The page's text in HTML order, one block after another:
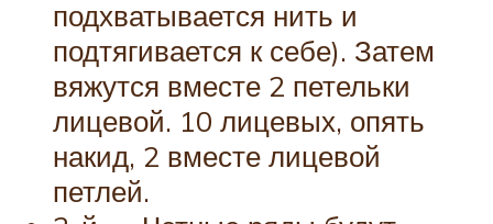
подхватывается нить и
подтягивается к себе). Затем
вяжутся вместе 2 петельки
лицевой. 10 лицевых, опять
накид, 2 вместе лицевой
петлей.